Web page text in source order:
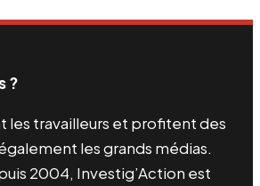
?
les travailleurs et profitent des
les grands médias.
2004, Investig’Action est